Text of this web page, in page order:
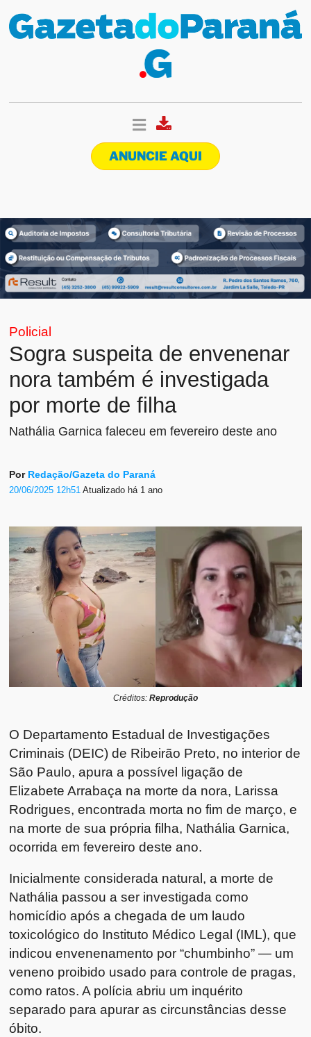
ANUNCIE AQUI
Policial
Sogra suspeita de envenenar
nora também é investigada
por morte de filha
Nathália Garnica faleceu em fevereiro deste ano
Por Redação/Gazeta do Paraná
20/06/2025 12h51Atualizado há 1 ano
Créditos: Reprodução
O Departamento Estadual de Investigações
Criminais (DEIC) de Ribeirão Preto, no interior de
São Paulo, apura a possível ligação de
Elizabete Arrabaça na morte da nora, Larissa
Rodrigues, encontrada morta no fim de março, e
na morte de sua própria filha, Nathália Garnica,
ocorrida em fevereiro deste ano.
Inicialmente considerada natural, a morte de
Nathália passou a ser investigada como
homicídio após a chegada de um laudo
toxicológico do Instituto Médico Legal (IML), que
indicou envenenamento por “chumbinho” — um
veneno proibido usado para controle de pragas,
como ratos. A polícia abriu um inquérito
separado para apurar as circunstâncias desse
óbito.